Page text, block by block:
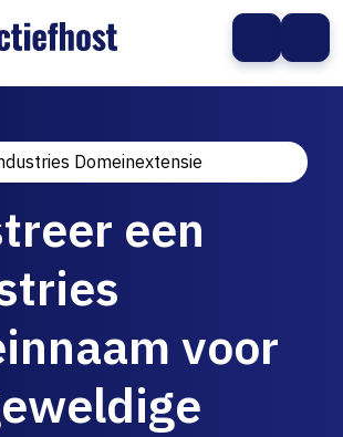
Domeinextensie
een
voor